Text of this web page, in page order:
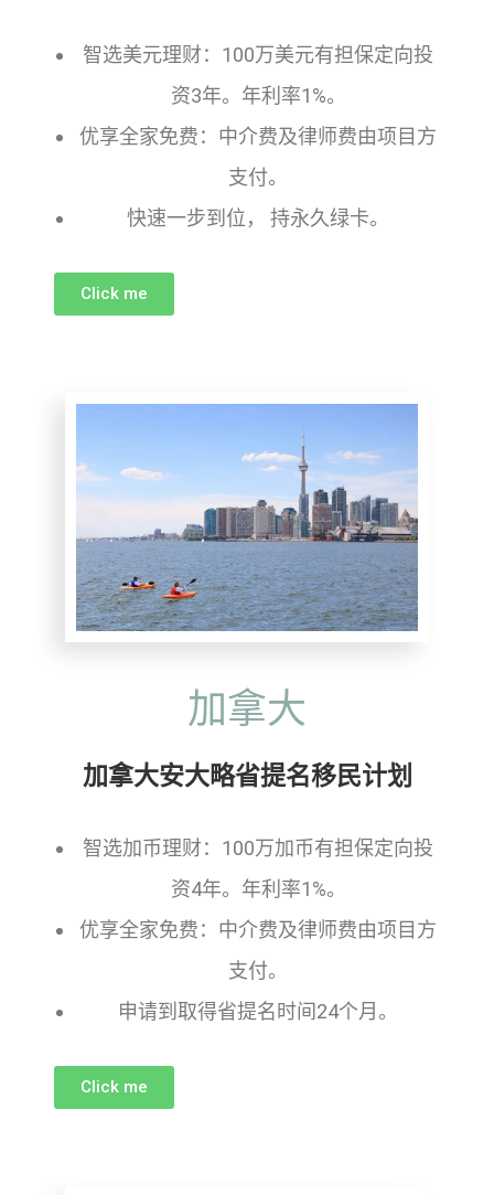
智选美元理财：100万美元有担保定向投
资3年。年利率1%。
优享全家免费：中介费及律师费由项目方
支付。
快速一步到位， 持永久绿卡。
Click me
加拿大
加拿大安大略省提名移民计划
智选加币理财：100万加币有担保定向投
资4年。年利率1%。
优享全家免费：中介费及律师费由项目方
支付。
申请到取得省提名时间24个月。
Click me